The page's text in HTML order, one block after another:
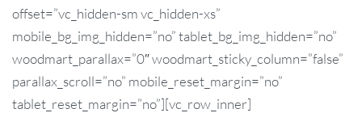
offset=”vc_hidden-sm vc_hidden-xs”
mobile_bg_img_hidden=”no” tablet_bg_img_hidden=”no”
woodmart_parallax=”0″ woodmart_sticky_column=”false”
parallax_scroll=”no” mobile_reset_margin=”no”
tablet_reset_margin=”no”][vc_row_inner]